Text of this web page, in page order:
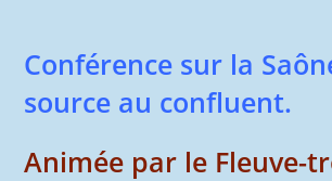
Conférence sur la
source au confluent.
Animée par le Fleuve-